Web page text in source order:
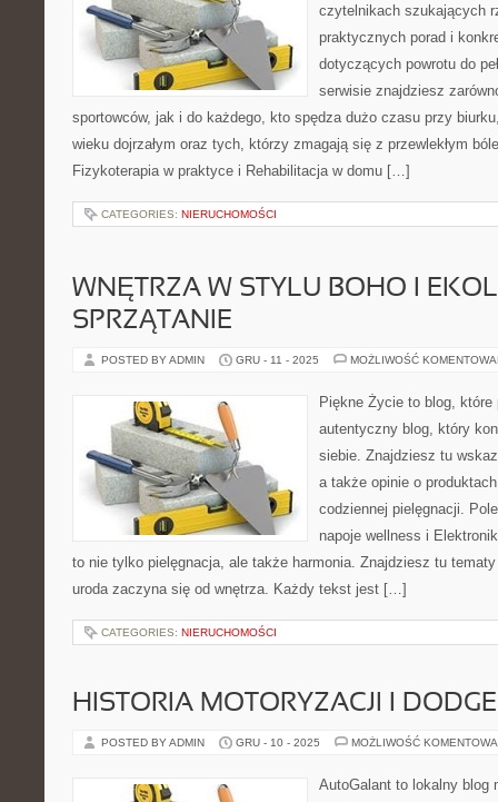
czytelnikach szukających
praktycznych porad i
dotyczących powrotu do
serwisie znajdziesz
sportowców, jak i do każdego, kto spędza dużo czasu przy
wieku dojrzałym oraz tych, którzy zmagają się z przewlekłym
Fizykoterapia w praktyce i Rehabilitacja w domu […]
CATEGORIES: NIERUCHOMOŚCI
WNĘTRZA W STYLU BOHO I
SPRZĄTANIE
POSTED BY ADMIN GRU - 11 - 2025 MOŻLIWOŚĆ
Piękne Życie to blog, które
autentyczny blog, który
siebie. Znajdziesz tu
a także opinie o
codziennej pielęgnacji.
napoje wellness i
to nie tylko pielęgnacja, ale także harmonia. Znajdziesz tu
uroda zaczyna się od wnętrza. Każdy tekst jest […]
CATEGORIES: NIERUCHOMOŚCI
HISTORIA MOTORYZACJI I DODGE
POSTED BY ADMIN GRU - 10 - 2025 MOŻLIWOŚĆ
AutoGalant to lokalny blog